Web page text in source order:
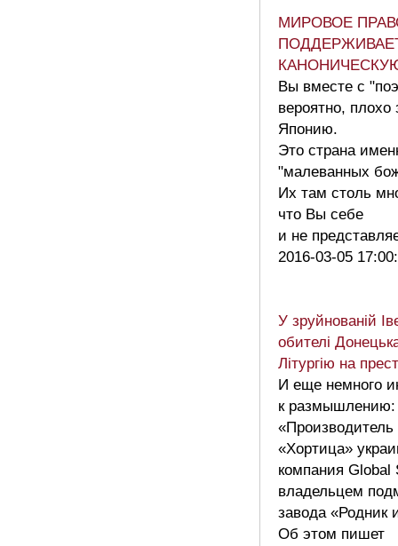
МИРОВОЕ
Вы вместе с
вероятно, плохо
Японию.
Это страна
"малеванных
Их там столь
что Вы себе
и не
2016-03-05
У зруйнованій
обителі
Літургію на
И еще немного
к размышлению:
«Производитель
«Хортица»
компания Global
владельцем
завода «Родник
Об этом пишет